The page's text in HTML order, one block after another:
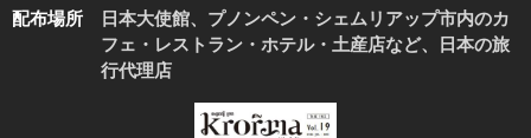
配布場所
日本大使館、プノンペン・シェムリアップ市内のカ
フェ・レストラン・ホテル・土産店など、日本の旅
行代理店